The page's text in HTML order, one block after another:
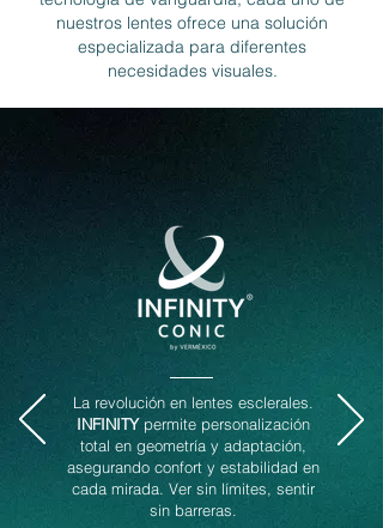
nuestros lentes ofrece una solución
especializada para diferentes
necesidades visuales.
La revolución en lentes esclerales.
INFINITY permite personalización
total en geometría y adaptación,
asegurando confort y estabilidad en
cada mirada. Ver sin límites, sentir
sin barreras.